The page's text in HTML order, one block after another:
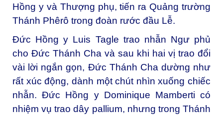
Hồng y và Thượng phụ, tiến ra Quảng trường
Thánh Phêrô trong đoàn rước đầu Lễ.
Đức Hồng y Luis Tagle trao nhẫn Ngư phủ
cho Đức Thánh Cha và sau khi hai vị trao đổi
vài lời ngắn gọn, Đức Thánh Cha dường như
rất xúc động, dành một chút nhìn xuống chiếc
nhẫn. Đức Hồng y Dominique Mamberti có
nhiệm vụ trao dây pallium, nhưng trong Thánh